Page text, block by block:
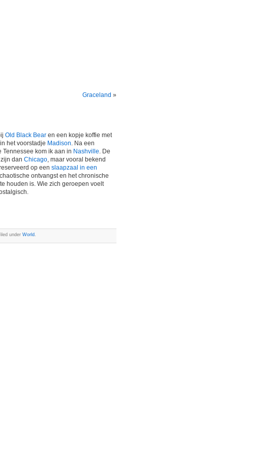
Graceland »
Old Black Bear en een kopje koffie met
het voorstadje Madison. Na een
kom ik aan in Nashville. De
dan Chicago, maar vooral bekend
op een slaapzaal in een
ontvangst en het chronische
houden is. Wie zich geroepen voelt
under World .